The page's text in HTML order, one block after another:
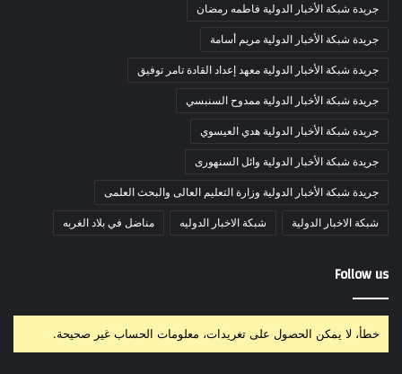
جريدة شبكة الأخبار الدولية فاطمه رمضان
جريدة شبكة الأخبار الدولية مريم أسامة
جريدة شبكة الأخبار الدولية معهد إعداد القادة تامر توفيق
جريدة شبكة الأخبار الدولية ممدوح السنبسي
جريدة شبكة الأخبار الدولية هدي العيسوي
جريدة شبكة الأخبار الدولية وائل السنهورى
جريدة شبكة الأخبار الدولية وزارة التعليم العالى والبحث العلمى
شبكة الاخبار الدولية شبكة الاخبار الدوليه مناضل في بلاد الغربه
Follow us
خطأ، لا يمكن الحصول على تغريدات، معلومات الحساب غير صحيحة.